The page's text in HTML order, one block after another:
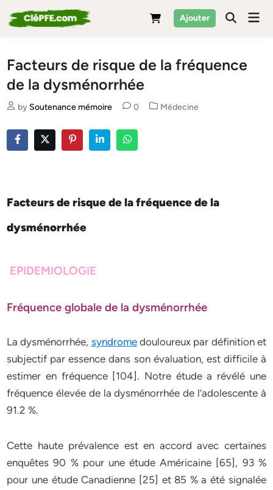
to
Ajouter
Facteurs de risque de la fréquence
de la dysménorrhée
by Soutenance mémoire 0
Posted
Médecine
Facteurs de risque de la fréquence de la
dysménorrhée
EPIDEMIOLOGIE
Fréquence globale de la dysménorrhée
La dysménorrhée, syndromedouloureux par définition et
subjectif par essence dans son évaluation, est difficile à
estimer en fréquence [104]. Notre étude a révélé une
fréquence élevée de la dysménorrhée de l’adolescente à
91.2 %.
Cette haute prévalence est en accord avec certaines
enquêtes 90 % pour une étude Américaine [65], 93 %
pour une étude Canadienne [25] et 85 % a été signalée